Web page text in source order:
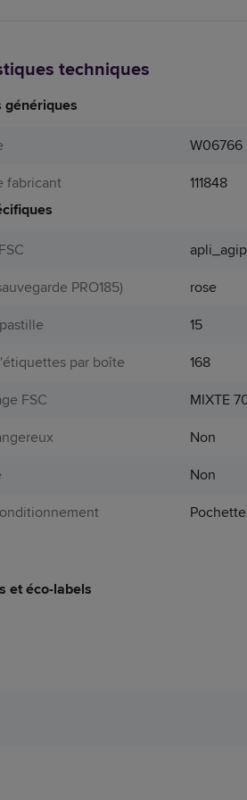
techniques
génériques
W06766
fabricant
111848
PRO185)
rose
15
par boîte
168
FSC
MIXTE
Non
Non
Pochette
et éco-labels